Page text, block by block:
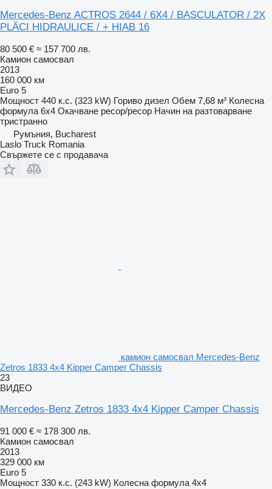
Mercedes-Benz ACTROS 2644 / 6X4 / BASCULATOR / 2X
PLĂCI HIDRAULICE / + HIAB 16
80 500 € ≈ 157 700 лв.
Камион самосвал
2013
160 000 км
Euro 5
Мощност 440 к.с. (323 kW) Гориво дизел Обем 7,68 м³ Колесна
формула 6x4 Окачване ресор/ресор Начин на разтоварване
тристранно
Румъния, Bucharest
Laslo Truck Romania
Свържете се с продавача
камион самосвал Mercedes-Benz
Zetros 1833 4x4 Kipper Camper Chassis
23
ВИДЕО
Mercedes-Benz Zetros 1833 4x4 Kipper Camper Chassis
91 000 € ≈ 178 300 лв.
Камион самосвал
2013
329 000 км
Euro 5
Мощност 330 к.с. (243 kW) Колесна формула 4x4